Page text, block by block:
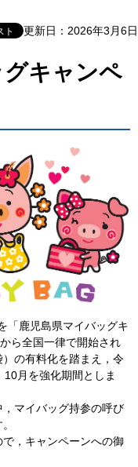
更新日：2026年3月6日
グキャンペ
「鹿児島県マイバッグキ
ら全国一律で開始され
の有料化を踏まえ，令
月を強化期間としま
マイバッグ持参の呼び
，キャンペーンへの御